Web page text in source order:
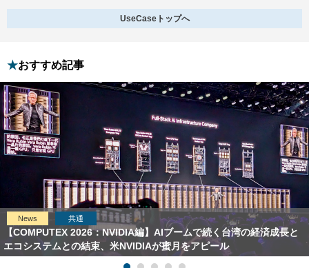
UseCaseトップへ
おすすめ記事
News 共通
【COMPUTEX 2026：NVIDIA編】AIブームで続く台湾の経済成長と
エコシステムとの結束、米NVIDIAが蜜月をアピール